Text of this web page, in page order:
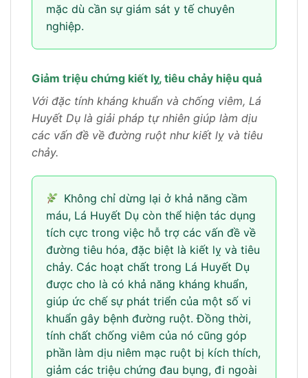
mặc dù cần sự giám sát y tế chuyên
nghiệp.
Giảm triệu chứng kiết lỵ, tiêu chảy hiệu quả
Với đặc tính kháng khuẩn và chống viêm, Lá
Huyết Dụ là giải pháp tự nhiên giúp làm dịu
các vấn đề về đường ruột như kiết lỵ và tiêu
chảy.
Không chỉ dừng lại ở khả năng cầm
máu, Lá Huyết Dụ còn thể hiện tác dụng
tích cực trong việc hỗ trợ các vấn đề về
đường tiêu hóa, đặc biệt là kiết lỵ và tiêu
chảy. Các hoạt chất trong Lá Huyết Dụ
được cho là có khả năng kháng khuẩn,
giúp ức chế sự phát triển của một số vi
khuẩn gây bệnh đường ruột. Đồng thời,
tính chất chống viêm của nó cũng góp
phần làm dịu niêm mạc ruột bị kích thích,
giảm các triệu chứng đau bụng, đi ngoài